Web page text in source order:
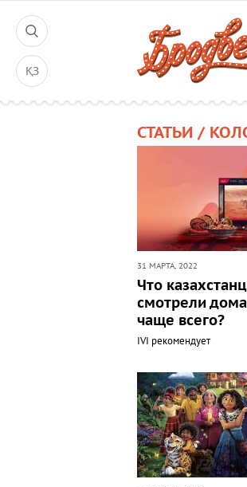
ҚЗ
СТАТЬИ /
31 МАРТА, 2022
Что
смотрели
чаще всего?
IVI рекомендует